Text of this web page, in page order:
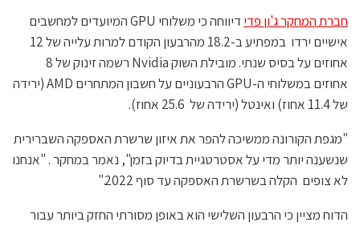
חברת המחקר ג'ון פדי
דיווחה כי משלוחי GPU המיועדים למחשבים
אישיים ירדו במפתיע ב-18.2 מהרבעון הקודם למרות עלייה של 12
אחוזים על בסיס שנתי. מובילת השוק Nvidia רשמה זינוק של 8
אחוזים במשלוחי ה-GPU הרבעוניים על חשבון המתחרים AMD (ירידה
של 11.4 אחוז) ואינטל (ירידה של 25.6 אחוז).
"מגפת הקורונה ממשיכה להפר את איזון שרשרת האספקה ​​השברירית
שנשענה יותר מדי על אסטרטגיית בדיוק בזמן", נאמר במחקר . "אנחנו
לא צופים הקלה בשרשרת האספקה עד סוף 2022."
הדוח מציין כי הרבעון השלישי הוא באופן מסורתי החזק ביותר עבור